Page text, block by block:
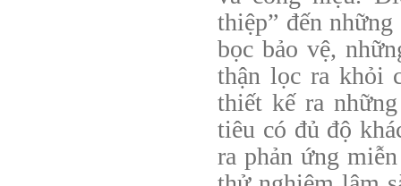
thiệp” đến
bọc bảo vệ,
thận lọc ra khỏi
thiết kế ra
tiêu có đủ độ
ra phản ứng